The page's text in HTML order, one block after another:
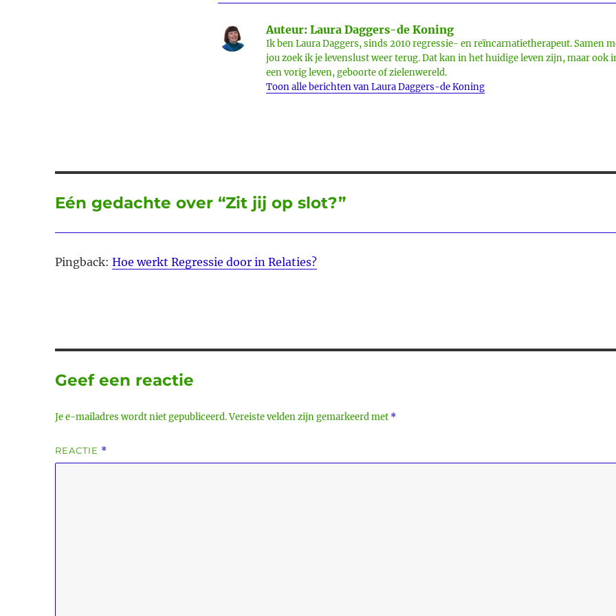
Auteur:Laura Daggers-de Koning
Ik ben Laura Daggers, sinds 2010 regressie- en reïncarnatietherapeut. Samen
jou zoek ik je levenslust weer terug. Dat kan in het huidige leven zijn, maar ook
een vorig leven, geboorte of zielenwereld.
Toon alle berichten van Laura Daggers-de Koning
Eén gedachte over “Zit jij op slot?”
Pingback:Hoe werkt Regressie door in Relaties?
Geef een reactie
Je e-mailadres wordt niet gepubliceerd.Vereiste velden zijn gemarkeerd met *
REACTIE *